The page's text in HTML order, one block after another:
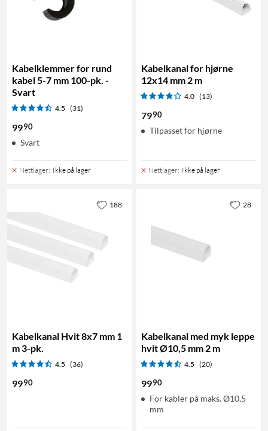
Kabelklemmer for rund
kabel 5-7 mm 100-pk. -
Svart
4.5 (31)
9990
Svart
Nettlager: Ikke på lager
Kabelkanal for hjørne
12x14 mm 2 m
4.0 (13)
7990
Tilpasset for hjørne
Nettlager: Ikke på lager
Kabelkanal Hvit 8x7 mm 1
m 3-pk.
4.5 (36)
9990
188
Kabelkanal med myk leppe
hvit Ø10,5 mm 2 m
4.5 (20)
9990
For kabler på maks. Ø10,5
mm
28